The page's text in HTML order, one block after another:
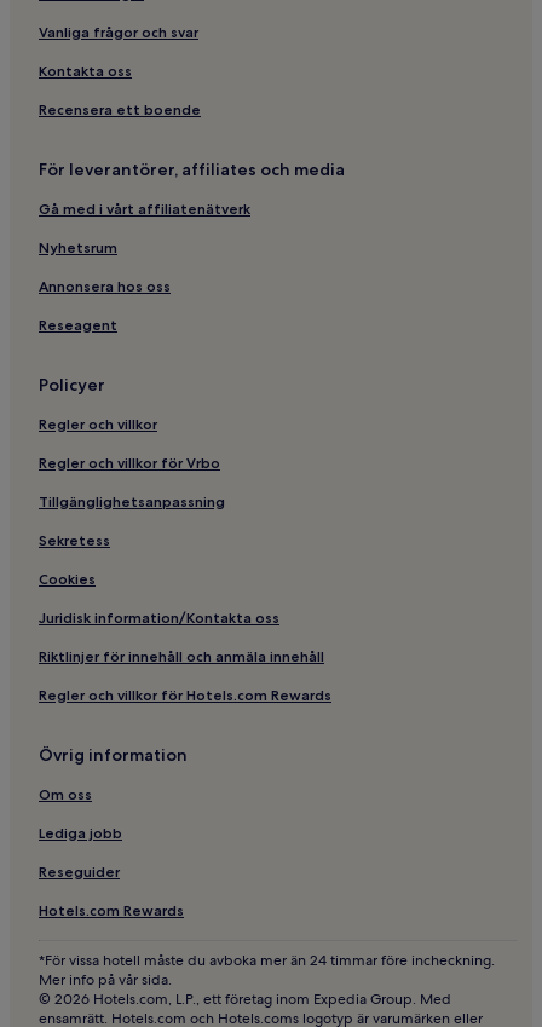
Vanliga frågor och svar
Kontakta oss
Recensera ett boende
För leverantörer, affiliates och media
Gå med i vårt affiliatenätverk
Nyhetsrum
Annonsera hos oss
Reseagent
Policyer
Regler och villkor
Regler och villkor för Vrbo
Tillgänglighetsanpassning
Sekretess
Cookies
Juridisk information/Kontakta oss
Riktlinjer för innehåll och anmäla innehåll
Regler och villkor för Hotels.com Rewards
Övrig information
Om oss
Lediga jobb
Reseguider
Hotels.com Rewards
*För vissa hotell måste du avboka mer än 24 timmar före incheckning.
Mer info på vår sida.
© 2026 Hotels.com, L.P., ett företag inom Expedia Group. Med
ensamrätt. Hotels.com och Hotels.coms logotyp är varumärken eller